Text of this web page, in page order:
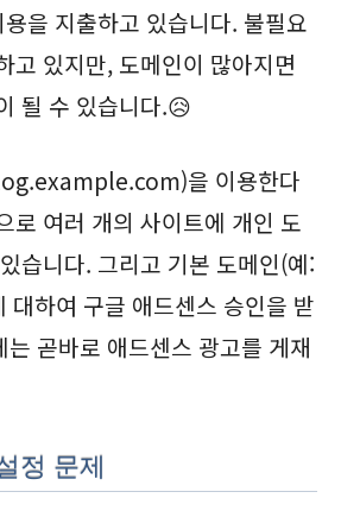
을 지출하고 있습니다. 불필요
고 있지만, 도메인이 많아지면
될 수 있습니다.😥
을 이용한다
로 여러 개의 사이트에 개인 도
습니다. 그리고 기본 도메인(예:
하여 구글 애드센스 승인을 받
곧바로 애드센스 광고를 게재
정 문제